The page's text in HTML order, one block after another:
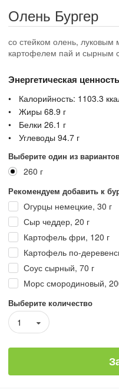
Олень Бургер
со стейком олень,
картофелем пай и сырным
Энергетическая ценность
Калорийность: 1103.3
Жиры 68.9 г
Белки 26.1 г
Углеводы 94.7г
Выберите один из
260 г
Рекомендуем добавить к
Огурцы немецкие, 30 г
Сыр чеддер, 20 г
Картофель фри, 120 г
Картофель по-
Соус сырный, 70 г
Морс смородиновый,
Выберите количество
1